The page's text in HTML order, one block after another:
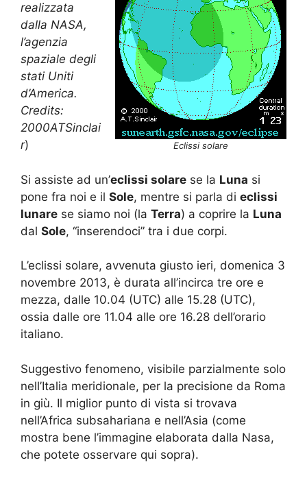
Eclissi solare
realizzata
dalla NASA,
l’agenzia
spaziale degli
stati Uniti
d’America.
Credits:
2000ATSinclai
r)
Si assiste ad un’eclissi solare se la Luna si
pone fra noi e il Sole, mentre si parla di eclissi
lunare se siamo noi (la Terra) a coprire la Luna
dal Sole, “inserendoci” tra i due corpi.
L’eclissi solare, avvenuta giusto ieri, domenica 3
novembre 2013, è durata all’incirca tre ore e
mezza, dalle 10.04 (UTC) alle 15.28 (UTC),
ossia dalle ore 11.04 alle ore 16.28 dell’orario
italiano.
Suggestivo fenomeno, visibile parzialmente solo
nell’Italia meridionale, per la precisione da Roma
in giù. Il miglior punto di vista si trovava
nell’Africa subsahariana e nell’Asia (come
mostra bene l’immagine elaborata dalla Nasa,
che potete osservare qui sopra).